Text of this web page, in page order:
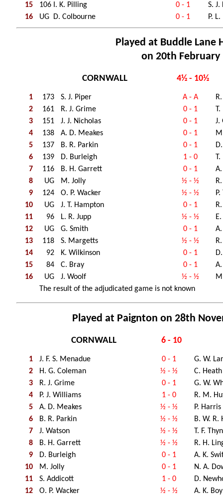
15
106 I. K. Pilling 0 - 1
S. J.
16
UG D. Colbourne 0 - 1 P.
Played at Buddle Lane
on 20th February
CORNWALL 4½ - 10½
1 173 S. J. Piper A - A
2
161 R. J. Grime 0 - 1
T.
3
151 J. J. Nicholas 0 - 1
J.
4
138 A. D. Meakes 0 - 1
5
137 B. R. Parkin 0 - 1
6
139 D. Burleigh 1 - 0
T.
7
116 B. H. Garrett 0 - 1
8
UG M. Jolly ½ - ½
9
124 O. P. Wacker ½ - ½
10
UG J. T. Hampton 0 - 1
11
96 L. R. Jupp ½ - ½
12
UG G. Smith 0 - 1
13
118 S. Margetts ½ - ½
14
92 K. Wilkinson 0 - 1
15
84 C. Bray 0 - 1
16
UG J. Woolf ½ - ½
The result of the adjudicated game is not known
Played at Paignton on 28th
CORNWALL 6 - 10
1 J. F. S. Menadue 0 - 1
G. W.
2
H. G. Coleman ½ - ½
C. Heath
3
R. J. Grime 0 - 1
G. W.
4
P. J. Williams 1 - 0
R. M.
5
A. D. Meakes ½ - ½
P. Harris
6
B. R. Parkin ½ - ½
B. W. R.
7
J. Watson ½ - ½
T. F.
8
B. H. Garrett ½ - ½
R. H.
9
D. Burleigh 0 - 1
A. K.
10
M. Jolly 0 - 1
N. A.
11
S. Addicott 1 - 0
D.
12
O. P. Wacker ½ - ½
A. K.